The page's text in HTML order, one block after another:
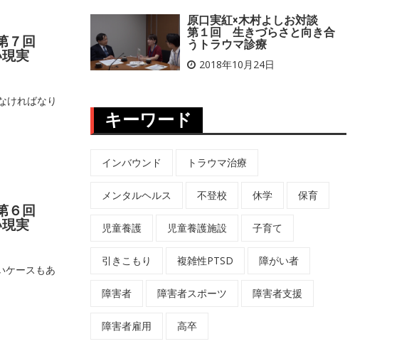
７回
実
ければなり
６回
実
ケースもあ
原口実紅×木村よしお対談
第１回 生きづらさと向き合
うトラウマ診療
2018年10月24日
キーワード
インバウンド トラウマ治療
メンタルヘルス 不登校 休学 保育
児童養護 児童養護施設 子育て
引きこもり 複雑性PTSD 障がい者
障害者 障害者スポーツ 障害者支援
障害者雇用 高卒